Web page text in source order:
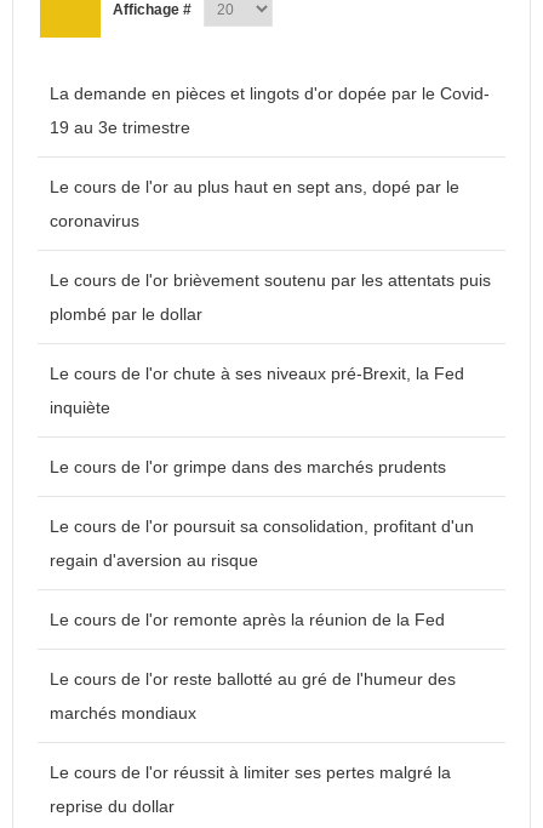
Affichage #
La demande en pièces et lingots d'or dopée par le Covid-
19 au 3e trimestre
Le cours de l'or au plus haut en sept ans, dopé par le
coronavirus
Le cours de l'or brièvement soutenu par les attentats puis
plombé par le dollar
Le cours de l'or chute à ses niveaux pré-Brexit, la Fed
inquiète
Le cours de l'or grimpe dans des marchés prudents
Le cours de l'or poursuit sa consolidation, profitant d'un
regain d'aversion au risque
Le cours de l'or remonte après la réunion de la Fed
Le cours de l'or reste ballotté au gré de l'humeur des
marchés mondiaux
Le cours de l'or réussit à limiter ses pertes malgré la
reprise du dollar